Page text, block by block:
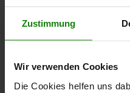
Zustimmung
Wir verwenden Cookies
Die Cookies helfen uns
1,98 €
zzgl. MwSt.
05531